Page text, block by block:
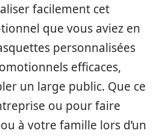
facilement cet
que vous aviez en
personnalisées
efficaces,
un large public. Que ce
ou pour faire
à votre famille lors d’un